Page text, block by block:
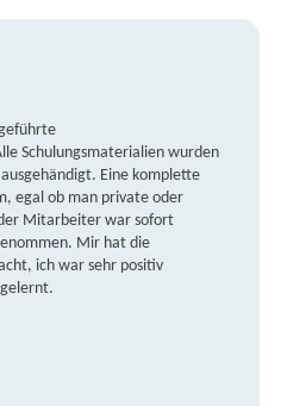
Schulungsmaterialien wurden
Eine komplette
egal ob man private oder
Mitarbeiter war sofort
Mir hat die
ich war sehr positiv